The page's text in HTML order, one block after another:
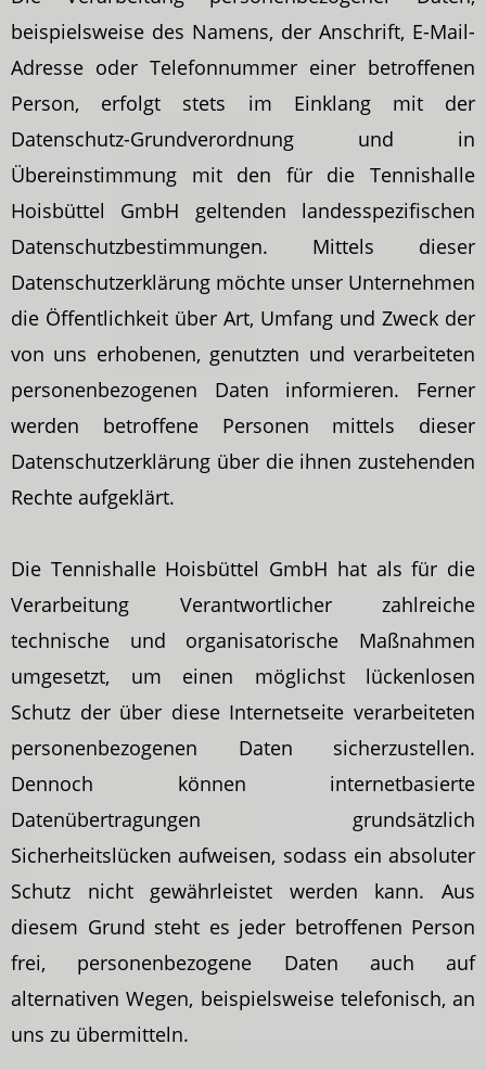
beispielsweise des Namens, der Anschrift, E-Mail-
Adresse oder Telefonnummer einer betroffenen
Person, erfolgt stets im Einklang mit der
Datenschutz-Grundverordnung und in
Übereinstimmung mit den für die Tennishalle
Hoisbüttel GmbH geltenden landesspezifischen
Datenschutzbestimmungen. Mittels dieser
Datenschutzerklärung möchte unser Unternehmen
die Öffentlichkeit über Art, Umfang und Zweck der
von uns erhobenen, genutzten und verarbeiteten
personenbezogenen Daten informieren. Ferner
werden betroffene Personen mittels dieser
Datenschutzerklärung über die ihnen zustehenden
Rechte aufgeklärt.
Die Tennishalle Hoisbüttel GmbH hat als für die
Verarbeitung Verantwortlicher zahlreiche
technische und organisatorische Maßnahmen
umgesetzt, um einen möglichst lückenlosen
Schutz der über diese Internetseite verarbeiteten
personenbezogenen Daten sicherzustellen.
Dennoch können internetbasierte
Datenübertragungen grundsätzlich
Sicherheitslücken aufweisen, sodass ein absoluter
Schutz nicht gewährleistet werden kann. Aus
diesem Grund steht es jeder betroffenen Person
frei, personenbezogene Daten auch auf
alternativen Wegen, beispielsweise telefonisch, an
uns zu übermitteln.